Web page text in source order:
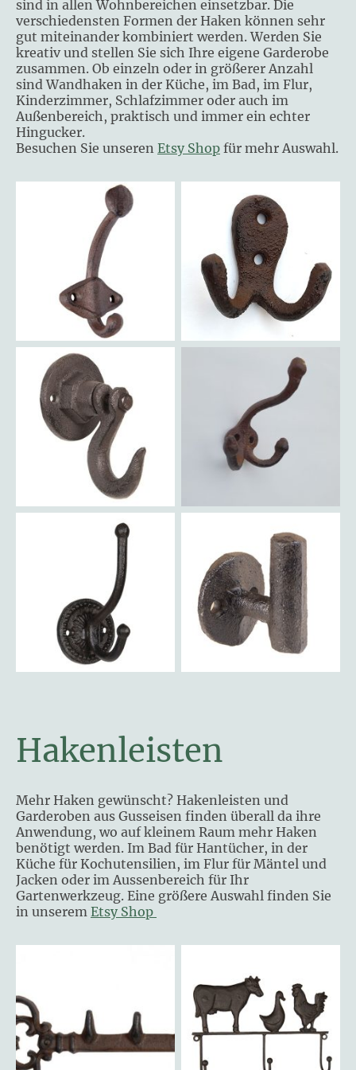
sind in allen Wohnbereichen einsetzbar. Die
verschiedensten Formen der Haken können sehr
gut miteinander kombiniert werden. Werden Sie
kreativ und stellen Sie sich Ihre eigene Garderobe
zusammen. Ob einzeln oder in größerer Anzahl
sind Wandhaken in der Küche, im Bad, im Flur,
Kinderzimmer, Schlafzimmer oder auch im
Außenbereich, praktisch und immer ein echter
Hingucker.
Besuchen Sie unseren Etsy Shop für mehr Auswahl.
Hakenleisten
Mehr Haken gewünscht? Hakenleisten und
Garderoben aus Gusseisen finden überall da ihre
Anwendung, wo auf kleinem Raum mehr Haken
benötigt werden. Im Bad für Hantücher, in der
Küche für Kochutensilien, im Flur für Mäntel und
Jacken oder im Aussenbereich für Ihr
Gartenwerkzeug. Eine größere Auswahl finden Sie
in unserem Etsy Shop